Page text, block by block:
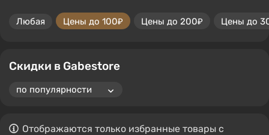
Любая Цены до 100₽ Цены до 200₽ Цены до
Скидки в Gabestore
Отображаются только избранные товары с